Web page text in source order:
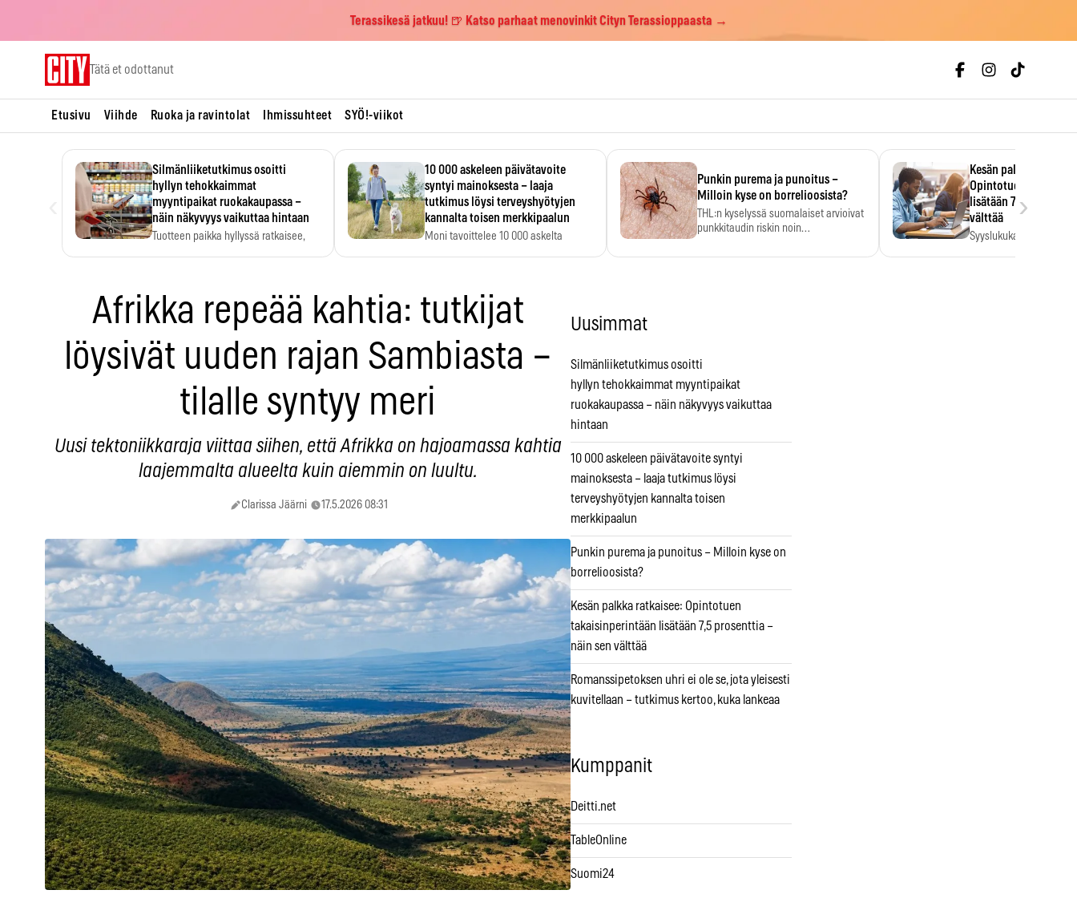
Terassikesä jatkuu! 🍺 Katso parhaat menovinkit Cityn Terassioppaasta →
Tätä et odottanut
Etusivu Viihde Ruoka ja ravintolat Ihmissuhteet SYÖ!-viikot
Silmänliiketutkimus osoitti
hyllyn tehokkaimmat
myyntipaikat ruokakaupassa –
näin näkyvyys vaikuttaa hintaan
Tuotteen paikka hyllyssä ratkaisee,
10 000 askeleen päivätavoite
syntyi mainoksesta – laaja
tutkimus löysi terveyshyötyjen
kannalta toisen merkkipaalun
Moni tavoittelee 10 000 askelta
Punkin purema ja punoitus –
Milloin kyse on borrelioosista?
THL:n kyselyssä suomalaiset arvioivat
punkkitaudin riskin noin
Kesän palkka
Opintotuen
lisätään 7,5
välttää
Syyslukukauden
›
Afrikka repeää kahtia: tutkijat
löysivät uuden rajan Sambiasta –
tilalle syntyy meri
Uusi tektoniikkaraja viittaa siihen, että Afrikka on hajoamassa kahtia
laajemmalta alueelta kuin aiemmin on luultu.
Clarissa Jäärni 17.5.2026 08:31
Uusimmat
Silmänliiketutkimus osoitti
hyllyn tehokkaimmat myyntipaikat
ruokakaupassa – näin näkyvyys vaikuttaa
hintaan
10 000 askeleen päivätavoite syntyi
mainoksesta – laaja tutkimus löysi
terveyshyötyjen kannalta toisen
merkkipaalun
Punkin purema ja punoitus – Milloin kyse on
borrelioosista?
Kesän palkka ratkaisee: Opintotuen
takaisinperintään lisätään 7,5 prosenttia –
näin sen välttää
Romanssipetoksen uhri ei ole se, jota yleisesti
kuvitellaan – tutkimus kertoo, kuka lankeaa
Kumppanit
Deitti.net
TableOnline
Suomi24